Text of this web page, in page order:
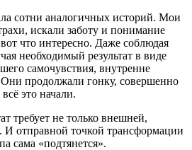
сотни аналогичных историй. Мои
искали заботу и понимание
что интересно. Даже соблюдая
необходимый результат в виде
самочувствия, внутренне
продолжали гонку, совершенно
это начали.
требует не только внешней,
И отправной точкой трансформации
сама «подтянется».